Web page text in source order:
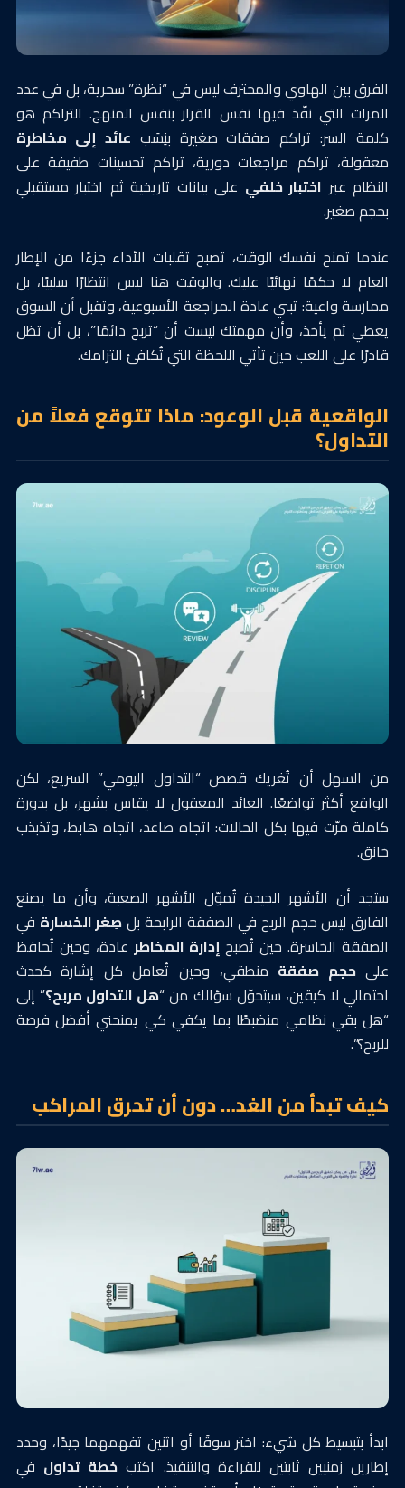
الفرق بين الهاوي والمحترف ليس في “نظرة” سحرية، بل في عدد
المرات التي نفّذ فيها نفس القرار بنفس المنهج. التراكم هو
كلمة السر: تراكم صفقات صغيرة بنِسَب عائد إلى مخاطرة
معقولة، تراكم مراجعات دورية، تراكم تحسينات طفيفة على
النظام عبر اختبار خلفي على بيانات تاريخية ثم اختبار مستقبلي
بحجم صغير.
عندما تمنح نفسك الوقت، تصبح تقلبات الأداء جزءًا من الإطار
العام لا حكمًا نهائيًا عليك. والوقت هنا ليس انتظارًا سلبيًا، بل
ممارسة واعية: تبني عادة المراجعة الأسبوعية، وتقبل أن السوق
يعطي ثم يأخذ، وأن مهمتك ليست أن “تربح دائمًا”، بل أن تظل
قادرًا على اللعب حين تأتي اللحظة التي تُكافئ التزامك.
الواقعية قبل الوعود: ماذا تتوقع فعلاً من
التداول؟
من السهل أن تُغريك قصص “التداول اليومي” السريع، لكن
الواقع أكثر تواضعًا. العائد المعقول لا يقاس بشهر، بل بدورة
كاملة مرّت فيها بكل الحالات: اتجاه صاعد، اتجاه هابط، وتذبذب
خانق.
ستجد أن الأشهر الجيدة تُموّل الأشهر الصعبة، وأن ما يصنع
الفارق ليس حجم الربح في الصفقة الرابحة بلصِغر الخسارة في
الصفقة الخاسرة. حين تُصبح إدارة المخاطر عادة، وحين تُحافظ
علىحجم صفقة منطقي، وحين تُعامل كل إشارة كحدث
احتمالي لا كيقين، سيتحوّل سؤالك من “هل التداول مربح؟” إلى
“هل بقي نظامي منضبطًا بما يكفي كي يمنحني أفضل فرصة
للربح؟”.
كيف تبدأ من الغد… دون أن تحرق المراكب
ابدأ بتبسيط كل شيء: اختر سوقًا أو اثنين تفهمهما جيدًا، وحدد
إطارين زمنيين ثابتين للقراءة والتنفيذ. اكتب خطة تداول في